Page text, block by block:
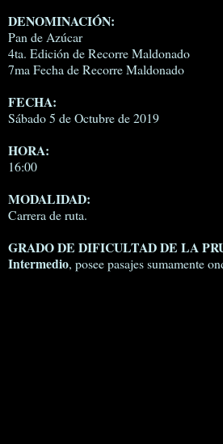
DENOMINACIÓN:
Pan de Azúcar
4ta. Edición de Recorre Maldonado
7ma Fecha de Recorre Maldonado
FECHA:
Sábado 5 de Octubre de 2019
HORA:
16:00
MODALIDAD:
Carrera de ruta.
GRADO DE DIFICULTAD DE LA
Intermedio, posee pasajes sumamente